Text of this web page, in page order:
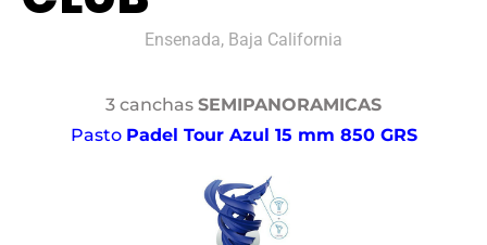
Ensenada, Baja California
3 canchas SEMIPANORAMICAS
Pasto Padel Tour Azul 15 mm 850 GRS